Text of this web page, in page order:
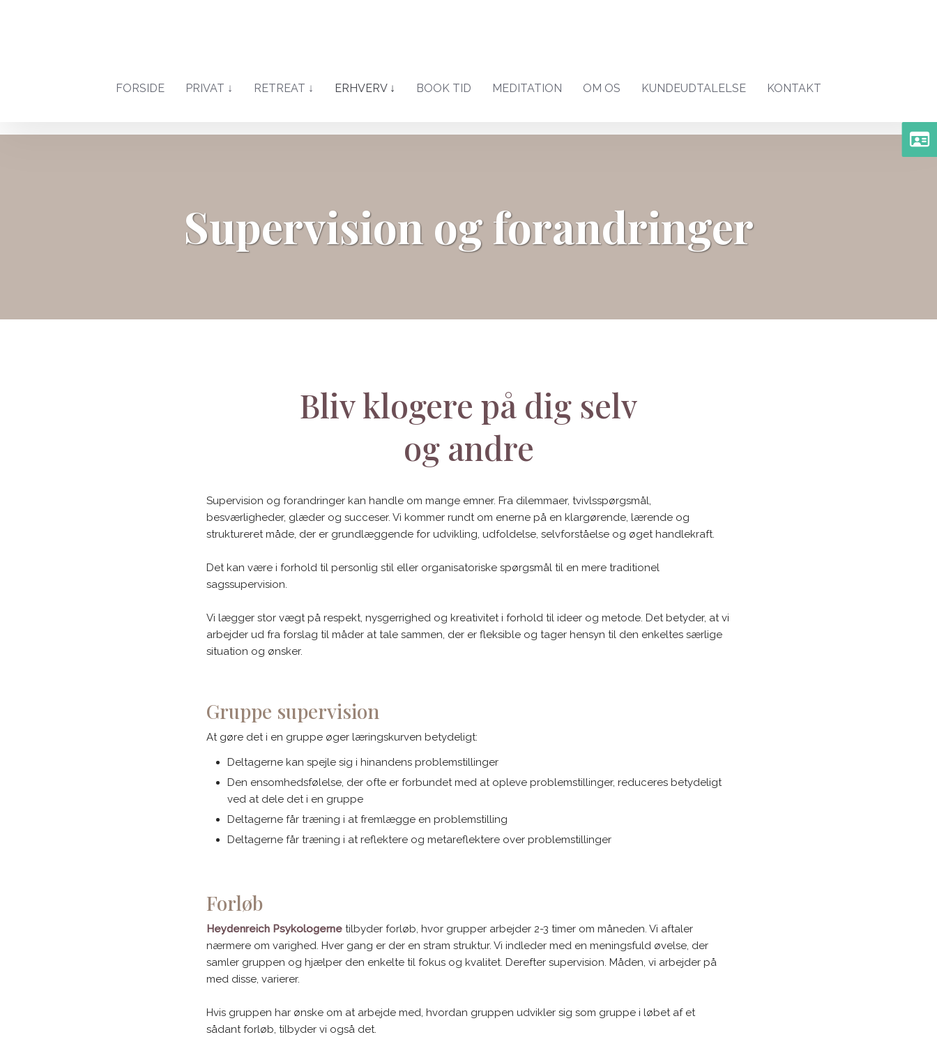
FORSIDE PRIVAT ↓ RETREAT ↓ ERHVERV ↓ BOOK TID MEDITATION OM OS KUNDEUDTALELSE KONTAKT
Supervision og forandringer
Bliv klogere på dig selv
​og andre
Supervision og forandringer kan handle om mange emner. Fra dilemmaer, tvivlsspørgsmål,
besværligheder, glæder og succeser. Vi kommer rundt om enerne på en klargørende, lærende og
struktureret måde, der er grundlæggende for udvikling, udfoldelse, selvforståelse og øget handlekraft.
Det kan være i forhold til personlig stil eller organisatoriske spørgsmål til en mere traditionel
sagssupervision.
Vi lægger stor vægt på respekt, nysgerrighed og kreativitet i forhold til ideer og metode. Det betyder, at vi
arbejder ud fra forslag til måder at tale sammen, der er fleksible og tager hensyn til den enkeltes særlige
situation og ønsker.
Gruppe supervision
​At gøre det i en gruppe øger læringskurven betydeligt:
Deltagerne kan spejle sig i hinandens problemstillinger
Den ensomhedsfølelse, der ofte er forbundet med at opleve problemstillinger, reduceres betydeligt
ved at dele det i en gruppe
Deltagerne får træning i at fremlægge en problemstilling
Deltagerne får træning i at reflektere og metareflektere over problemstillinger
Forløb
Heydenreich Psykologerne tilbyder forløb, hvor grupper arbejder 2-3 timer om måneden. Vi aftaler
nærmere om varighed. Hver gang er der en stram struktur. Vi indleder med en meningsfuld øvelse, der
samler gruppen og hjælper den enkelte til fokus og kvalitet. Derefter supervision. Måden, vi arbejder på
med disse, varierer.
Hvis gruppen har ønske om at arbejde med, hvordan gruppen udvikler sig som gruppe i løbet af et
sådant forløb, tilbyder vi også det.